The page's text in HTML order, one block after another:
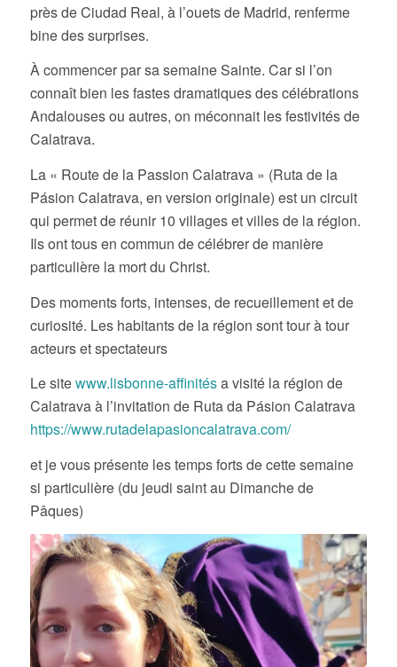
près de Ciudad Real, à l’ouets de Madrid, renferme
bine des surprises.
À commencer par sa semaine Sainte. Car si l’on
connaît bien les fastes dramatiques des célébrations
Andalouses ou autres, on méconnait les festivités de
Calatrava.
La « Route de la Passion Calatrava » (Ruta de la
Pásion Calatrava, en version originale) est un circuit
qui permet de réunir 10 villages et villes de la région.
Ils ont tous en commun de célébrer de manière
particulière la mort du Christ.
Des moments forts, intenses, de recueillement et de
curiosité. Les habitants de la région sont tour à tour
acteurs et spectateurs
Le sitewww.lisbonne-affinitésa visité la région de
Calatrava à l’invitation de Ruta da Pásion Calatrava
https://www.rutadelapasioncalatrava.com/
et je vous présente les temps forts de cette semaine
si particulière (du jeudi saint au Dimanche de
Pâques)